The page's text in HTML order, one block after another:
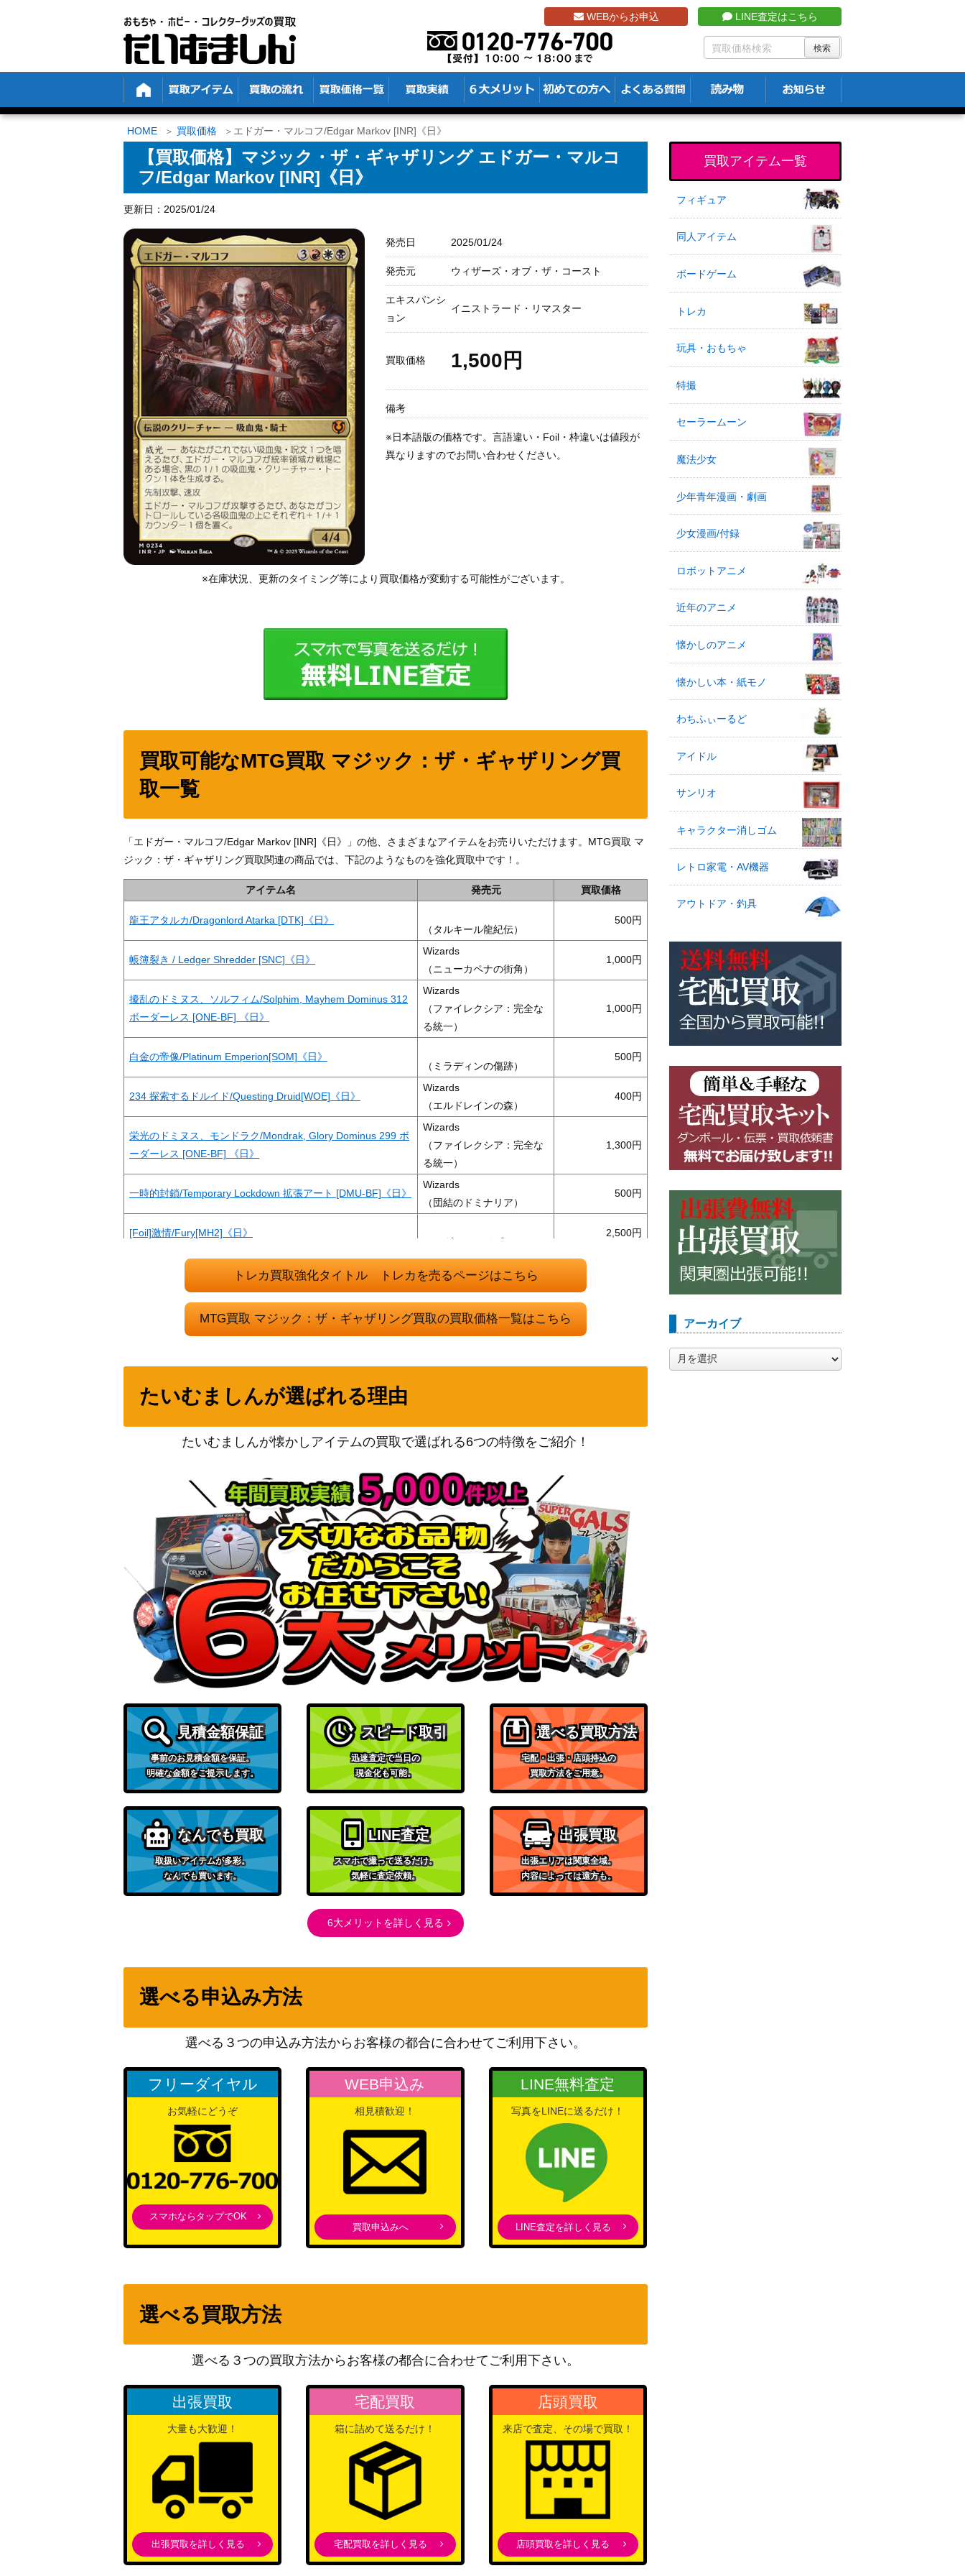
WEBからお申込 LINE査定はこちら
HOME 買取価格 エドガー・マルコフ/Edgar Markov [INR]《日》
【買取価格】マジック・ザ・ギャザリング エドガー・マルコ
フ/Edgar Markov [INR]《日》
更新日：2025/01/24
発売日 2025/01/24
発売元 ウィザーズ・オブ・ザ・コースト
エキスパンシ
ョン
イニストラード・リマスター
買取価格 1,500円
備考
※日本語版の価格です。言語違い・Foil・枠違いは値段が
異なりますのでお問い合わせください。
※在庫状況、更新のタイミング等により買取価格が変動する可能性がございます。
買取可能なMTG買取 マジック：ザ・ギャザリング買
取一覧
「エドガー・マルコフ/Edgar Markov [INR]《日》」の他、さまざまなアイテムをお売りいただけます。MTG買取 マ
ジック：ザ・ギャザリング買取関連の商品では、下記のようなものを強化買取中です！。
アイテム名 発売元 買取価格
龍王アタルカ/Dragonlord Atarka [DTK]《日》
（タルキール龍紀伝）
500
帳簿裂き / Ledger Shredder [SNC]《日》
Wizards
（ニューカペナの街角）
1,000
擾乱のドミヌス、ソルフィム/Solphim, Mayhem Dominus 312
ボーダーレス [ONE-BF] 《日》
Wizards
（ファイレクシア：完全な
る統一）
1,000
白金の帝像/Platinum Emperion[SOM]《日》
（ミラディンの傷跡）
500
234 探索するドルイド/Questing Druid[WOE]《日》
Wizards
（エルドレインの森）
400
栄光のドミヌス、モンドラク/Mondrak, Glory Dominus 299 ボ
ーダーレス [ONE-BF] 《日》
Wizards
（ファイレクシア：完全な
る統一）
1,300
一時的封鎖/Temporary Lockdown 拡張アート [DMU-BF]《日》
Wizards
（団結のドミナリア）
500
[Foil]激情/Fury[MH2]《日》
（モダンホライゾン2）
2,500
耐え抜くもの、母聖樹 / Boseiju, Who Endures ショーケース
ボーダレス [NEO-BF] 《日》
Wizards
246 一つの指輪/The One Ring [LTR] 《日》
Wizards
（指輪物語：中つ国の伝
承）
[Foil] 力線の束縛/Leyline Binding [DMU]《日》 1,200
（イニストラード・リマス
2,000
242 アガサの魂の大釜/Agatha’s Soul Cauldron[WOE]《日》
ウィザーズ・オブ・ザ・コ
ースト
（エルドレインの森）
賛美されし天使/Exalted Angel[ONS]《日》
（オンスロート）
200
類似の金床/Semblance Anvil[SOM]《日》
（ミラディンの傷跡）
200
フェイに呪われた王、コルヴォルド/Korvold, Fae-Cursed King
【ELD】
（エルドレインの王権）
1,200
［Foil］連門の小道/Hengegate Pathway ボーダレス 【KHM-B
（カルドハイム）
800
PH】《日》
（新たなるファイレクシ
ア）
800
[Foil] ニヴ＝ミゼット再誕/Niv-Mizzet Reborn 183 ハロー・フ
ォイル [MUL] 《日》
Wizards
（機械兵団の進軍）
2,000
[Foil] 飢餓の声、ヴォリンクレックス/Vorinclex, Voice of Hung
er 159 ハロー・フォイル [MUL] 《日》
Wizards
（機械兵団の進軍）
1,600
スリヴァーの首領/Sliver Overlord【SCG】《日》
（スカージ）
1,000
剃刀境の茂み/Razorverge Thicket[SOM]《日》
（ミラディンの傷跡）
[Foil]コーリ鋼の短刀/Cori-Steel Cutter ボーダーレス・Foil[TD
ウィザーズ・オブ・ザ・コ
ースト
復活の声/Voice of Resurgence【DGM】《日》
黙示録、シェオルドレッド/Sheoldred, the Apocalypse ショー
ケース [DMU-BF]《日》
（団結のドミナリア）
4,500
[Foil] 荒廃のドラゴン、スキジリクス/Skithiryx, the Blight Drag
on 147 ハロー・フォイル [MUL] 《日》
ファイレクシアの抹消者/Phyrexian Obliterator [ONE] 《日》
（ファイレクシア：完全な
る統一）
ファイレクシアの十字軍/Phyrexian Crusader【MBS】《日》
（ミラディン包囲戦）
1,200
アガディームの覚醒/Agadeem’s Awakening【ZNR】
彩色の宇宙儀/Chromatic Orrery【M21】
（基本セット2021）
300
月の帳の執政/Moonveil Regent[MID]《日》
（イニストラード：真夜中
の狩り）
汚れた契約/Tainted Pact[ODY] 《日》
[Foil] 永久の水蓮/Timeless Lotus [DMU]《日》
ゴブリンの溶接工/Goblin Welder【ULG】《日》
（ウルザズ・レガシー）
蒸気孔/Steam Vents【RTR】《日》
1,300
トレカ買取強化タイトル トレカを売るページはこちら
MTG買取 マジック：ザ・ギャザリング買取の買取価格一覧はこちら
たいむましんが選ばれる理由
たいむましんが懐かしアイテムの買取で選ばれる6つの特徴をご紹介！
見積金額保証
事前のお見積金額を保証。
明確な金額をご提示します。
スピード取引
迅速査定で当日の
現金化も可能。
選べる買取方法
宅配・出張・店頭持込の
買取方法をご用意。
なんでも買取
取扱いアイテムが多彩。
なんでも買います。
LINE査定
スマホで撮って送るだけ。
気軽に査定依頼。
出張買取
出張エリアは関東全域。
内容によっては遠方も。
6大メリットを詳しく見る
選べる申込み方法
選べる３つの申込み方法からお客様の都合に合わせてご利用下さい。
フリーダイヤル
お気軽にどうぞ
スマホならタップでOK
WEB申込み
相見積歓迎！
買取申込みへ
LINE無料査定
写真をLINEに送るだけ！
LINE査定を詳しく見る
選べる買取方法
選べる３つの買取方法からお客様の都合に合わせてご利用下さい。
出張買取
大量も大歓迎！
出張買取を詳しく見る
宅配買取
箱に詰めて送るだけ！
宅配買取を詳しく見る
店頭買取
来店で査定、その場で買取！
店頭買取を詳しく見る
買取アイテム一覧
フィギュア
同人アイテム
ボードゲーム
トレカ
玩具・おもちゃ
特撮
セーラームーン
魔法少女
少年青年漫画・劇画
少女漫画/付録
ロボットアニメ
近年のアニメ
懐かしのアニメ
懐かしい本・紙モノ
わちふぃーるど
アイドル
サンリオ
キャラクター消しゴム
レトロ家電・AV機器
アウトドア・釣具
アーカイブ
ー